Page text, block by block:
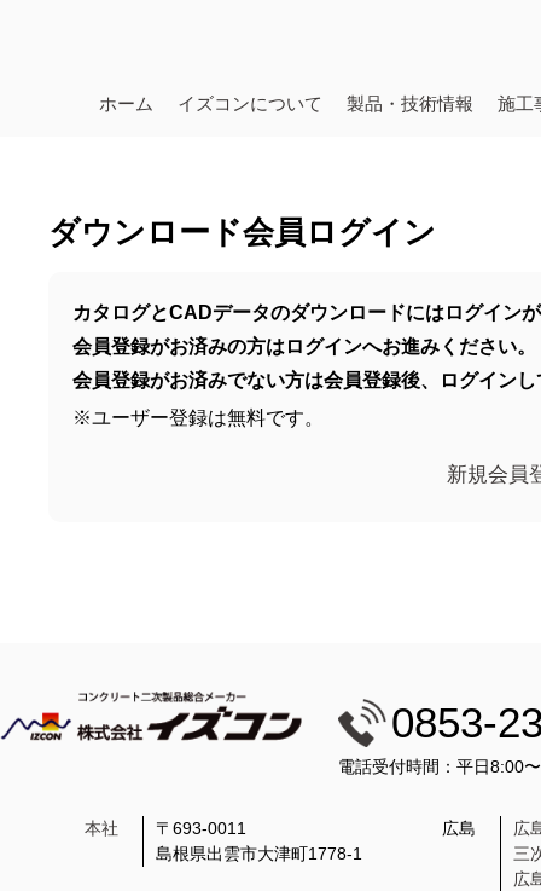
ホーム イズコンについて 製品・技術情報 施工
ダウンロード会員ログイン
カタログとCADデータのダウンロードにはログイン
会員登録がお済みの方はログインへお進みください。
会員登録がお済みでない方は会員登録後、ログイン
※ユーザー登録は無料です。
新規会員
0853-
電話受付時間：平日8:00
本社
〒693-0011
島根県出雲市大津町1778-1
広島
広
三
広